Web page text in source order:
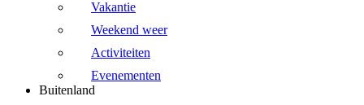
Vakantie
Weekend weer
Activiteiten
Evenementen
Buitenland